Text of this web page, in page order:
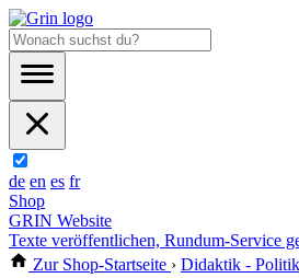
de en es fr
Shop
GRIN Website
Texte veröffentlichen, Rundum-Service
Zur Shop-Startseite › Didaktik -